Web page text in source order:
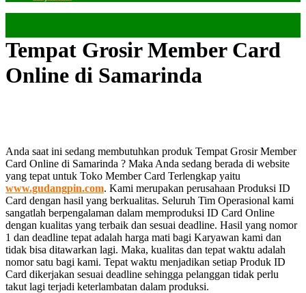
Tempat Grosir Member Card
Online di Samarinda
Anda saat ini sedang membutuhkan produk Tempat Grosir Member
Card Online di Samarinda ? Maka Anda sedang berada di website
yang tepat untuk Toko Member Card Terlengkap yaitu
www.gudangpin.com. Kami merupakan perusahaan Produksi ID
Card dengan hasil yang berkualitas. Seluruh Tim Operasional kami
sangatlah berpengalaman dalam memproduksi ID Card Online
dengan kualitas yang terbaik dan sesuai deadline. Hasil yang nomor
1 dan deadline tepat adalah harga mati bagi Karyawan kami dan
tidak bisa ditawarkan lagi. Maka, kualitas dan tepat waktu adalah
nomor satu bagi kami. Tepat waktu menjadikan setiap Produk ID
Card dikerjakan sesuai deadline sehingga pelanggan tidak perlu
takut lagi terjadi keterlambatan dalam produksi.